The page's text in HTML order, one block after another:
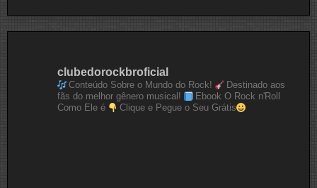
clubedorockbroficial
Conteúdo Sobre o Mundo do Rock!
Destinado aos
fãs do melhor gênero musical!
Ebook O Rock n'Roll
Como Ele é
Clique e Pegue o Seu Grátis